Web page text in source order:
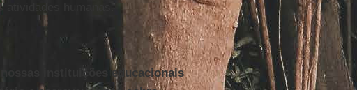
atividades humanas.
instituições educacionais